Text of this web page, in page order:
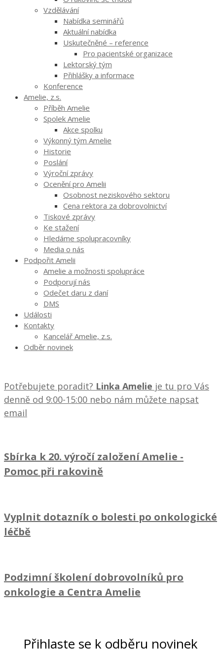
Vzdělávání
Nabídka seminářů
Aktuální nabídka
Uskutečněné – reference
Pro pacientské organizace
Lektorský tým
Přihlášky a informace
Konference
Amelie, z.s.
Příběh Amelie
Spolek Amelie
Akce spolku
Výkonný tým Amelie
Historie
Poslání
Výroční zprávy
Ocenění pro Amelii
Osobnost neziskového sektoru
Cena rektora za dobrovolnictví
Tiskové zprávy
Ke stažení
Hledáme spolupracovníky
Media o nás
Podpořit Amelii
Amelie a možnosti spolupráce
Podporují nás
Odečet daru z daní
DMS
Události
Kontakty
Kancelář Amelie, z.s.
Odběr novinek
Potřebujete poradit? Linka Amelie je tu pro Vás
denně od 9:00-15:00 nebo nám můžete napsat
email
Sbírka k 20. výročí založení Amelie -
Pomoc při rakovině
Vyplnit dotazník o bolesti po onkologické
léčbě
Podzimní školení dobrovolníků pro
onkologie a Centra Amelie
Přihlaste se k odběru novinek